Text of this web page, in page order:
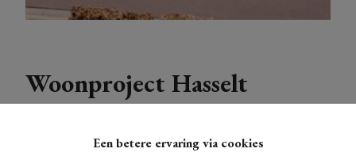
Een betere ervaring via cookies
Woonproject Hasselt
100% Verkocht